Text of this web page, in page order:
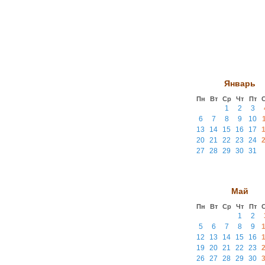
Январь
Пн Вт Ср Чт Пт
1 2 3
6
7 8 9 10
13
14 15 16 17
20 21 22 23 24
27
28 29 30 31
Май
Пн Вт Ср Чт Пт
1 2
5
6 7 8 9
12
13 14 15 16
19
20 21 22 23
26
27 28 29 30